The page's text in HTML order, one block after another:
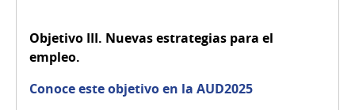
Objetivo III. Nuevas estrategias para el
empleo.
Conoce este objetivo en la AUD2025